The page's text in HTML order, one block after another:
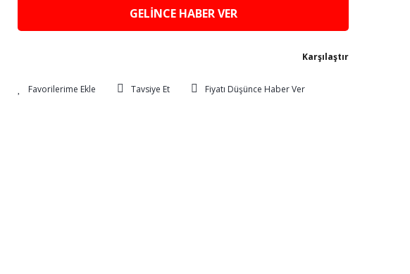
GELİNCE HABER VER
Karşılaştır
Tavsiye Et Fiyatı Düşünce Haber Ver